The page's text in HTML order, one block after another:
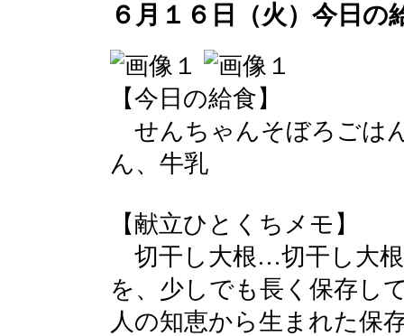
６月１６日（火）今日の
【今日の給食】
せんちゃんそぼろごは
ん、牛乳
【献立ひとくちメモ】
切干し大根…切干し大
を、少しでも長く保存し
人の知恵から生まれた保